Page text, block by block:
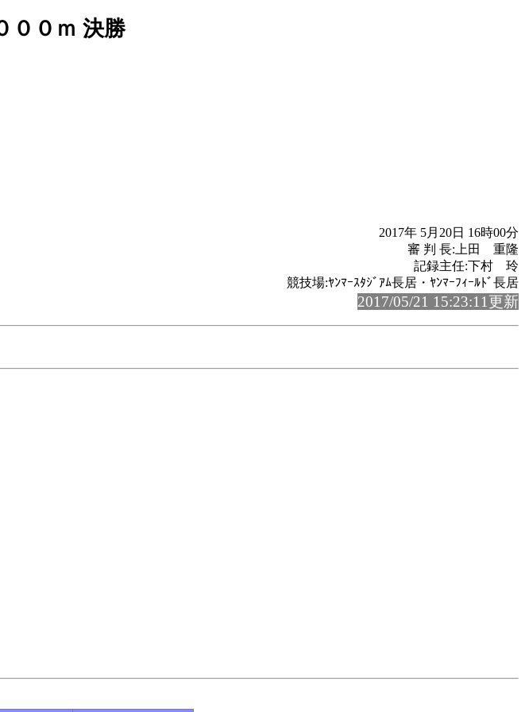
００ｍ 決勝
2017年 5月20日 16時00分
審 判 長:上田 重隆
記録主任:下村 玲
競技場:ﾔﾝﾏｰｽﾀｼﾞｱﾑ長居・ﾔﾝﾏｰﾌｨｰﾙﾄﾞ長居
2017/05/21 15:23:11更新